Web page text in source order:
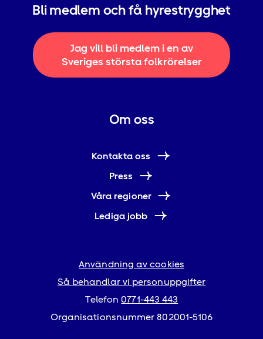
Bli medlem och få hyrestrygghet
Jag vill bli medlem i en av
Sveriges största folkrörelser
Om oss
Kontakta oss
Press
Våra regioner
Lediga jobb
Användning av cookies
Så behandlar vi personuppgifter
Telefon0771-443 443
Organisationsnummer 802001-5106